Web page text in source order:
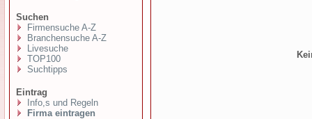
Suchen
Firmensuche A-Z
Branchensuche A-Z
Livesuche
TOP100
Suchtipps
Eintrag
Info,s und Regeln
Firma eintragen